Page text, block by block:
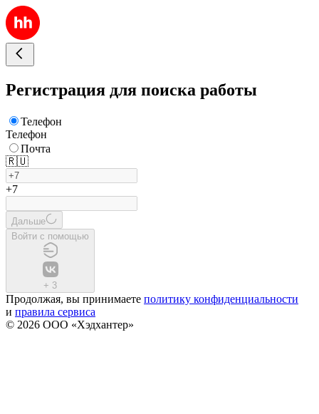
Регистрация для поиска работы
Телефон
Телефон
Почта
🇷🇺
+7
Дальше
Войти с помощью
+ 3
Продолжая, вы принимаете политику конфиденциальности
и правила сервиса
© 2026 ООО «Хэдхантер»